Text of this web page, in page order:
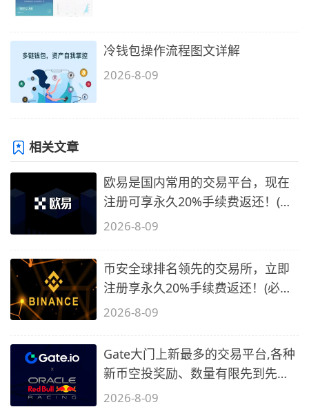
冷钱包操作流程图文详解
2026-8-09
相关文章
欧易是国内常用的交易平台，现在
注册可享永久20%手续费返还！(必
备1)
2026-8-09
币安全球排名领先的交易所，立即
注册享永久20%手续费返还！(必备
2)
2026-8-09
Gate大门上新最多的交易平台,各种
新币空投奖励、数量有限先到先
得…
2026-8-09